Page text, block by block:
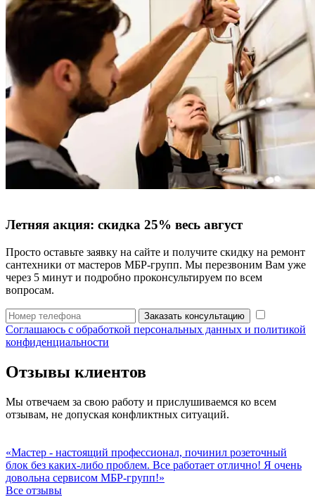
Летняя акция: скидка 25% весь август
Просто оставьте заявку на сайте и получите скидку на ремонт
сантехники от мастеров МБР-групп. Мы перезвоним Вам уже
через 5 минут и подробно проконсультируем по всем
вопросам.
Заказать консультацию
Соглашаюсь с обработкой персональных данных и политикой
конфиденциальности
Отзывы клиентов
Мы отвечаем за свою работу и прислушиваемся ко всем
отзывам, не допуская конфликтных ситуаций.
«Мастер - настоящий профессионал, починил розеточный
блок без каких-либо проблем. Все работает отлично! Я очень
довольна сервисом МБР-групп!»
Все отзывы